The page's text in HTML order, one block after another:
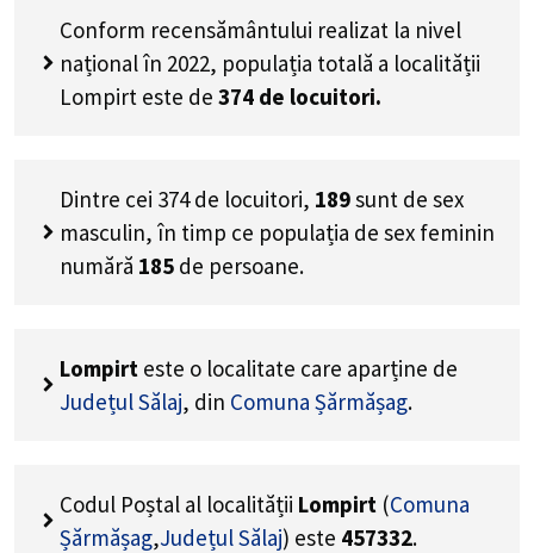
Conform recensământului realizat la nivel
național în 2022, populația totală a localității
Lompirt este de 374 de locuitori.
Dintre cei 374 de locuitori, 189sunt de sex
masculin, în timp ce populația de sex feminin
numără 185 de persoane.
Lompirt este o localitate care aparține de
Județul Sălaj, din Comuna Șărmășag.
Codul Poștal al localității Lompirt (Comuna
Șărmășag,Județul Sălaj) este 457332.